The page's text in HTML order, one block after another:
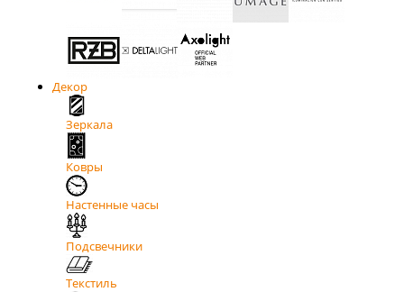
Декор
Зеркала
Ковры
Настенные часы
Подсвечники
Текстиль